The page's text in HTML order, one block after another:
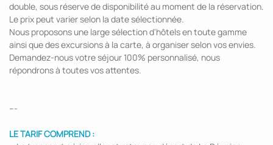
double, sous réserve de disponibilité au moment de la réservation.
Le prix peut varier selon la date sélectionnée.
Nous proposons une large sélection d'hôtels en toute gamme
ainsi que des excursions à la carte, à organiser selon vos envies.
Demandez-nous votre séjour 100% personnalisé, nous
répondrons à toutes vos attentes.
---
LE TARIF COMPREND :